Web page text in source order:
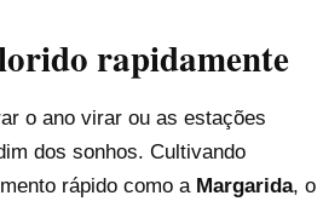
rapidamente
o ano virar ou as estações
dos sonhos. Cultivando
rápido como a Margarida, o